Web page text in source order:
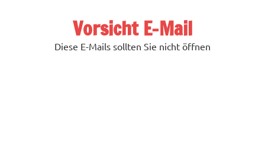
Vorsicht E-Mail
Diese E-Mails sollten Sie nicht öffnen